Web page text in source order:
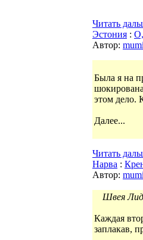
Читать
Эстония :
Автор: mumi
Была я на
этом дело.
Далее...
Читать
Нарва :
Автор: mumi
Швея
Каждая
заплакав,